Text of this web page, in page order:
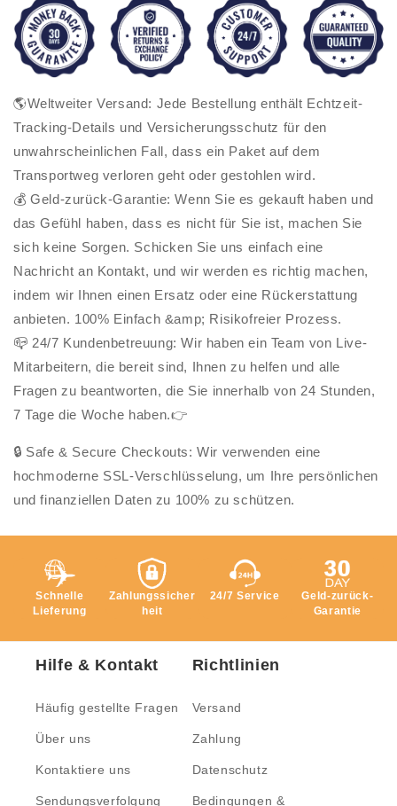
🌎Weltweiter Versand: Jede Bestellung enthält Echtzeit-
Tracking-Details und Versicherungsschutz für den
unwahrscheinlichen Fall, dass ein Paket auf dem
Transportweg verloren geht oder gestohlen wird.
💰 Geld-zurück-Garantie: Wenn Sie es gekauft haben und
das Gefühl haben, dass es nicht für Sie ist, machen Sie
sich keine Sorgen. Schicken Sie uns einfach eine
Nachricht an Kontakt, und wir werden es richtig machen,
indem wir Ihnen einen Ersatz oder eine Rückerstattung
anbieten. 100% Einfach &amp; Risikofreier Prozess.
📪 24/7 Kundenbetreuung: Wir haben ein Team von Live-
Mitarbeitern, die bereit sind, Ihnen zu helfen und alle
Fragen zu beantworten, die Sie innerhalb von 24 Stunden,
7 Tage die Woche haben.👉
🔒 Safe & Secure Checkouts: Wir verwenden eine
hochmoderne SSL-Verschlüsselung, um Ihre persönlichen
und finanziellen Daten zu 100% zu schützen.
Schnelle
Lieferung
Zahlungssicher
heit
24/7 Service
Geld-zurück-
Garantie
Hilfe & Kontakt
Häufig gestellte Fragen
Über uns
Kontaktiere uns
Sendungsverfolgung
Richtlinien
Versand
Zahlung
Datenschutz
Bedingungen &